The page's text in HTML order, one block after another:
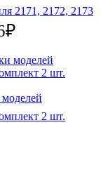
2171, 2172, 2173
₽
2 шт.